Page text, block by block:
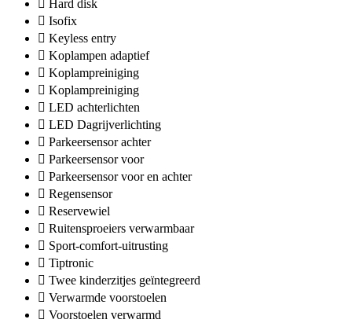
Hard disk
Isofix
Keyless entry
Koplampen adaptief
Koplampreiniging
Koplampreiniging
LED achterlichten
LED Dagrijverlichting
Parkeersensor achter
Parkeersensor voor
Parkeersensor voor en achter
Regensensor
Reservewiel
Ruitensproeiers verwarmbaar
Sport-comfort-uitrusting
Tiptronic
Twee kinderzitjes geïntegreerd
Verwarmde voorstoelen
Voorstoelen verwarmd